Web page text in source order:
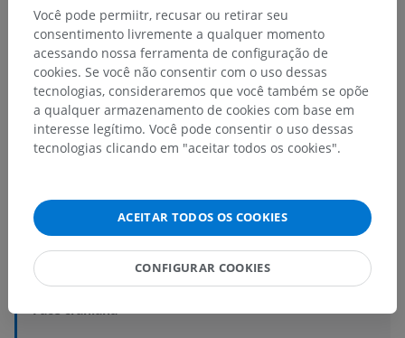
Hierarquia anatômica
Anatomia veterinária
Partes do corpo> Membro pélvico> Coxa>
Você pode permiitr, recusar ou retirar seu
consentimento livremente a qualquer momento
acessando nossa ferramenta de configuração de
cookies. Se você não consentir com o uso dessas
tecnologias, consideraremos que você também se opõe
a qualquer armazenamento de cookies com base em
interesse legítimo. Você pode consentir o uso dessas
tecnologias clicando em "aceitar todos os cookies".
ACEITAR TODOS OS COOKIES
CONFIGURAR COOKIES